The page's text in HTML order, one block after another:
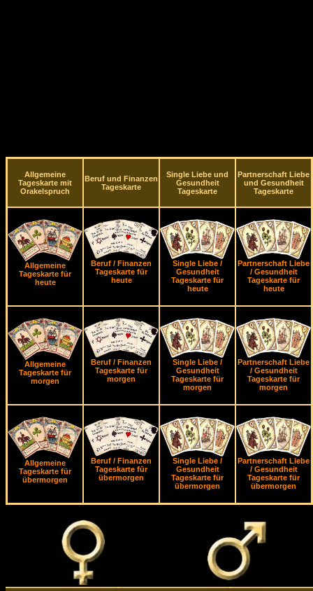
Allgemeine
Tageskarte mit
Orakelspruch
Beruf und Finanzen
Tageskarte
Single Liebe und
Gesundheit
Tageskarte
Partnerschaft Liebe
und Gesundheit
Tageskarte
Allgemeine
Tageskarte für
heute
Beruf / Finanzen
Tageskarte für
heute
Single Liebe /
Gesundheit
Tageskarte für
heute
Partnerschaft Liebe
/ Gesundheit
Tageskarte für
heute
Allgemeine
Tageskarte für
morgen
Beruf / Finanzen
Tageskarte für
morgen
Single Liebe /
Gesundheit
Tageskarte für
morgen
Partnerschaft Liebe
/ Gesundheit
Tageskarte für
morgen
Allgemeine
Tageskarte für
übermorgen
Beruf / Finanzen
Tageskarte für
übermorgen
Single Liebe /
Gesundheit
Tageskarte für
übermorgen
Partnerschaft Liebe
/ Gesundheit
Tageskarte für
übermorgen